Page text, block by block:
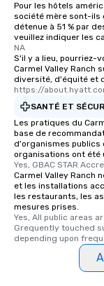
Pour les hôtels
société mère sont-ils
détenue à 51 % par
veuillez indiquer les
NA
S'il y a lieu, pourriez-
Carmel Valley Ranch
diversité, d'équité et
https://
SANTÉ ET
Les pratiques du
base de
d'organismes publics
organisations ont été
Yes, GBAC STAR
Carmel Valley
et les installations
les restaurants, les
mesures prises.
Yes, All public areas
Grequently touched
depending upon